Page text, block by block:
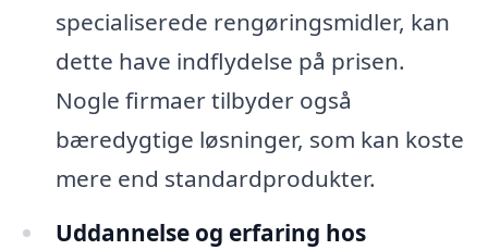
specialiserede rengøringsmidler, kan
dette have indflydelse på prisen.
Nogle firmaer tilbyder også
bæredygtige løsninger, som kan koste
mere end standardprodukter.
Uddannelse og erfaring hos